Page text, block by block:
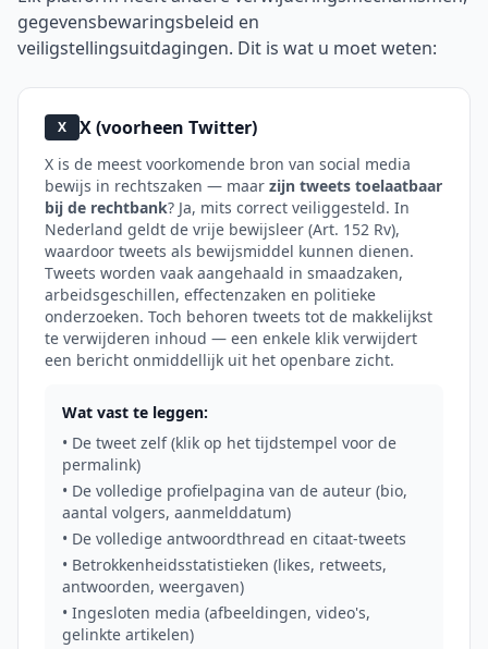
gegevensbewaringsbeleid en
veiligstellingsuitdagingen. Dit is wat u moet weten:
X X (voorheen Twitter)
X is de meest voorkomende bron van social media
bewijs in rechtszaken — maar zijn tweets toelaatbaar
bij de rechtbank? Ja, mits correct veiliggesteld. In
Nederland geldt de vrije bewijsleer (Art. 152 Rv),
waardoor tweets als bewijsmiddel kunnen dienen.
Tweets worden vaak aangehaald in smaadzaken,
arbeidsgeschillen, effectenzaken en politieke
onderzoeken. Toch behoren tweets tot de makkelijkst
te verwijderen inhoud — een enkele klik verwijdert
een bericht onmiddellijk uit het openbare zicht.
Wat vast te leggen:
• De tweet zelf (klik op het tijdstempel voor de
permalink)
• De volledige profielpagina van de auteur (bio,
aantal volgers, aanmelddatum)
• De volledige antwoordthread en citaat-tweets
• Betrokkenheidsstatistieken (likes, retweets,
antwoorden, weergaven)
• Ingesloten media (afbeeldingen, video's,
gelinkte artikelen)